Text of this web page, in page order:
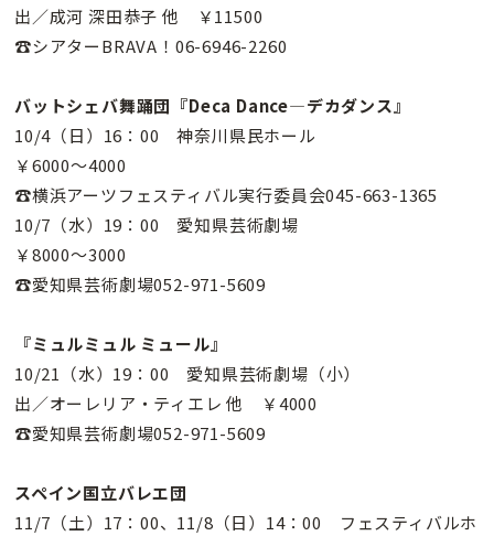
出／成河 深田恭子 他 ￥11500
☎シアターBRAVA！06-6946-2260
バットシェバ舞踊団『Deca Dance―デカダンス』
10/4（日）16：00 神奈川県民ホール
￥6000〜4000
☎横浜アーツフェスティバル実行委員会045-663-1365
10/7（水）19：00 愛知県芸術劇場
￥8000〜3000
☎愛知県芸術劇場052-971-5609
『ミュルミュル ミュール』
10/21（水）19：00 愛知県芸術劇場（小）
出／オーレリア・ティエレ 他 ￥4000
☎愛知県芸術劇場052-971-5609
スペイン国立バレエ団
11/7（土）17：00、11/8（日）14：00 フェスティバルホ